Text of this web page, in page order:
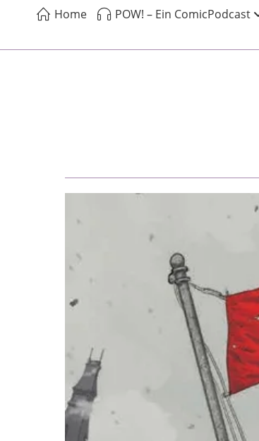
Home POW! – Ein ComicPodcast